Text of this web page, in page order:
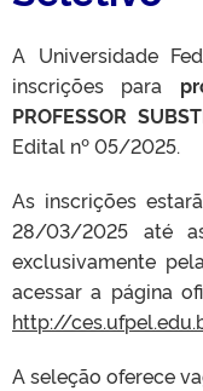
A Universidade
inscrições para
PROFESSOR
Edital nº 05/2025.
As inscrições
28/03/2025 até
exclusivamente pela
acessar a página
http://
A seleção oferece